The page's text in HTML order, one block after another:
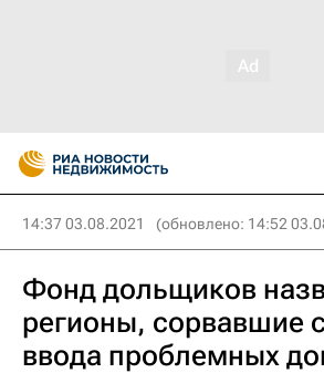
14:37 03.08.2021 (обновлено: 14:52
Фонд дольщиков
регионы, сорвавшие
ввода проблемных